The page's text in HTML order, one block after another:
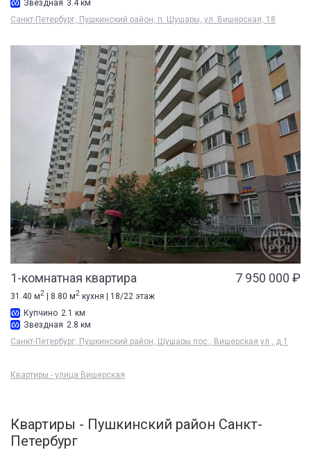
Звездная 3.4 км
Санкт-Петербург, Пушкинский район, п. Шушары, ул. Вишерская, 18
1-комнатная квартира 7 950 000 ₽
31.40 м2 | 8.80 м2 кухня | 18/22 этаж
Купчино 2.1 км
Звездная 2.8 км
Санкт-Петербург, Пушкинский район, Шушары пос., Вишерская ул., д 1
Квартиры - улица Вишерская
Квартиры - Пушкинский район Санкт-
Петербург